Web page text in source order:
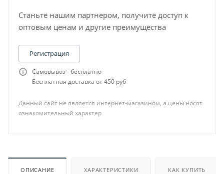
Станьте нашим партнером, получите доступ к
оптовым ценам и другие преимущества
Регистрация
Самовывоз - бесплатно
Бесплатная доставка от 450 руб
Данный сайт не является интернет-магазином, а цены носят
ознакомительный характер
ОПИСАНИЕ ХАРАКТЕРИСТИКИ КАК КУПИТЬ